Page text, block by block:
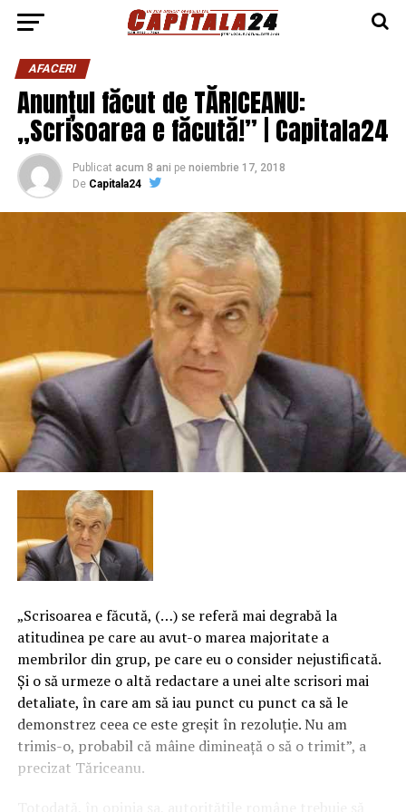
AFACERI
Anunțul făcut de TĂRICEANU:
„Scrisoarea e făcută!” | Capitala24
Publicat acum 8 ani pe noiembrie 17, 2018
De Capitala24
„Scrisoarea e făcută, (…) se referă mai degrabă la
atitudinea pe care au avut-o marea majoritate a
membrilor din grup, pe care eu o consider nejustificată.
Şi o să urmeze o altă redactare a unei alte scrisori mai
detaliate, în care am să iau punct cu punct ca să le
demonstrez ceea ce este greşit în rezoluţie. Nu am
trimis-o, probabil că mâine dimineaţă o să o trimit”, a
precizat Tăriceanu.